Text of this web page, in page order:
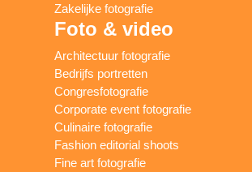
Zakelijke fotografie
Foto & video
Architectuur fotografie
Bedrijfs portretten
Congresfotografie
Corporate event fotografie
Culinaire fotografie
Fashion editorial shoots
Fine art fotografie